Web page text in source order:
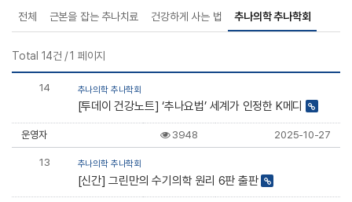
전체 근본을 잡는 추나치료 건강하게 사는 법 추나의학 추나학회
Total 14건 /1 페이지
14 추나의학 추나학회
[투데이 건강노트] ‘추나요법’ 세계가 인정한 K메디
운영자 3948 2025-10-27
13 추나의학 추나학회
[신간] 그린만의 수기의학 원리 6판 출판